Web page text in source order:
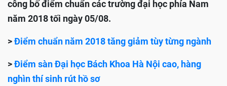
công bố điểm chuẩn các trường đại học phía Nam
năm 2018 tối ngày 05/08.
>Điểm chuẩn năm 2018 tăng giảm tùy từng ngành
>Điểm sàn Đại học Bách Khoa Hà Nội cao, hàng
nghìn thí sinh rút hồ sơ